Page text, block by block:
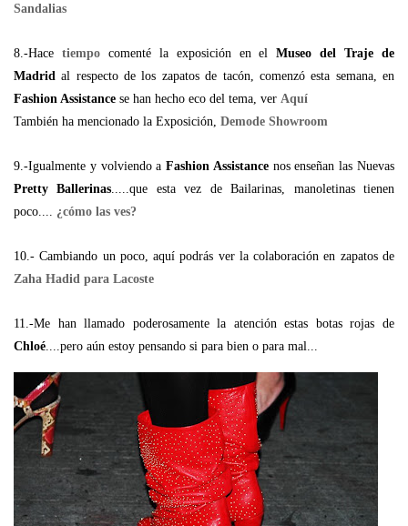
Sandalias
8.-Hace tiempocomenté la exposición en elMuseo del Traje de
Madrid al respecto de los zapatos de tacón, comenzó esta semana, en
Fashion Assistance se han hecho eco del tema, ver Aquí
También ha mencionado la Exposición, Demode Showroom
9.-Igualmente y volviendo aFashion Assistancenos enseñan las Nuevas
Pretty Ballerinas .....que esta vez de Bailarinas, manoletinas tienen
poco.... ¿cómo las ves?
10.- Cambiando un poco, aquí podrás ver la colaboración en zapatos de
Zaha Hadid para Lacoste
11.-Me han llamado poderosamente la atención estas botas rojas de
Chloé ....pero aún estoy pensando si para bien o para mal...